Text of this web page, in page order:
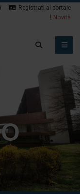
Registrati al portale
Novità